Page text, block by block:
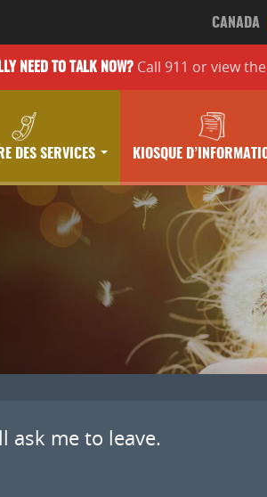
CANADA
NEED TO TALK NOW? Call 911 orview the
DES SERVICES KIOSQUE
ask me to leave.